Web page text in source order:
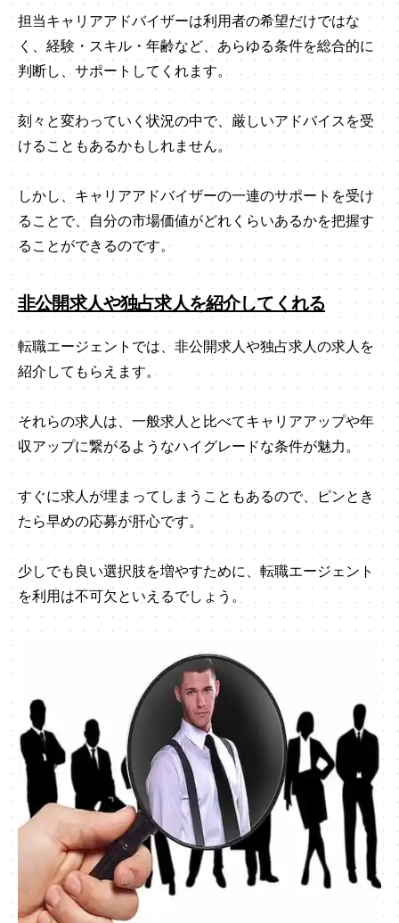
担当キャリアアドバイザーは利用者の希望だけではな
く、経験・スキル・年齢など、あらゆる条件を総合的に
判断し、サポートしてくれます。
刻々と変わっていく状況の中で、厳しいアドバイスを受
けることもあるかもしれません。
しかし、キャリアアドバイザーの一連のサポートを受け
ることで、自分の市場価値がどれくらいあるかを把握す
ることができるのです。
非公開求人や独占求人を紹介してくれる
転職エージェントでは、非公開求人や独占求人の求人を
紹介してもらえます。
それらの求人は、一般求人と比べてキャリアアップや年
収アップに繋がるようなハイグレードな条件が魅力。
すぐに求人が埋まってしまうこともあるので、ピンとき
たら早めの応募が肝心です。
少しでも良い選択肢を増やすために、転職エージェント
を利用は不可欠といえるでしょう。